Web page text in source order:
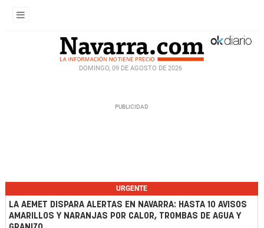
DOMINGO, 09 DE AGOSTO DE 2026
URGENTE
LA AEMET DISPARA ALERTAS EN NAVARRA: HASTA 10 AVISOS
AMARILLOS Y NARANJAS POR CALOR, TROMBAS DE AGUA Y